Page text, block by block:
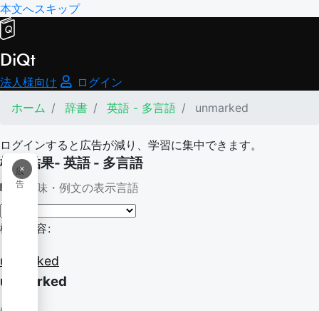
本文へスキップ
DiQt
法人様向け
ログイン
ホーム
辞書 英語 - 多言語 unmarked
ログインすると広告が減り、学習に集中できます。
×
広
告
検索結果- 英語 - 多言語
意味・例文の表示言語
検索内容:
unmarked
unmarked